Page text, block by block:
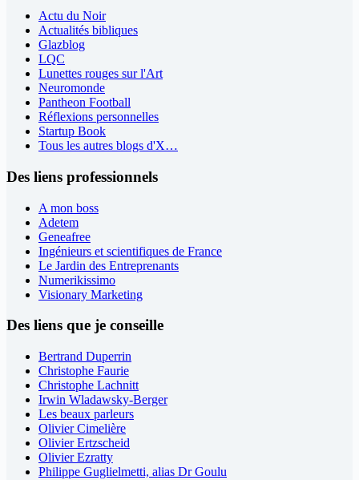
Actu du Noir
Actualités bibliques
Glazblog
LQC
Lunettes rouges sur l'Art
Neuromonde
Pantheon Football
Réflexions personnelles
Startup Book
Tous les autres blogs d'X…
Des liens professionnels
A mon boss
Adetem
Geneafree
Ingénieurs et scientifiques de France
Le Jardin des Entreprenants
Numerikissimo
Visionary Marketing
Des liens que je conseille
Bertrand Duperrin
Christophe Faurie
Christophe Lachnitt
Irwin Wladawsky-Berger
Les beaux parleurs
Olivier Cimelière
Olivier Ertzscheid
Olivier Ezratty
Philippe Guglielmetti, alias Dr Goulu